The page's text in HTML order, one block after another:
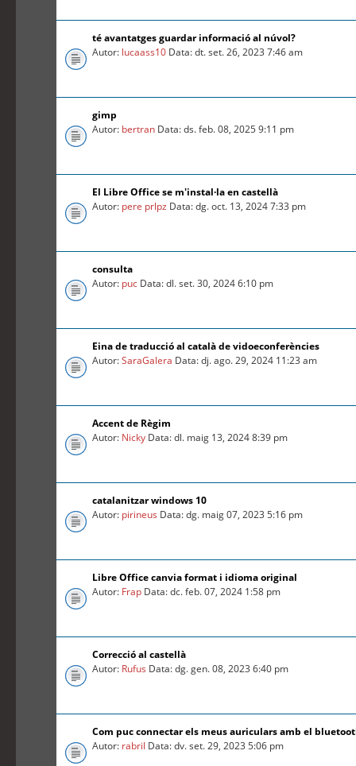
té avantatges guardar informació al núvol?
Autor: lucaass10 Data: dt. set. 26, 2023 7:46 am
gimp
Autor: bertran Data: ds. feb. 08, 2025 9:11 pm
El Libre Office se m'instal·la en castellà
Autor: pere prlpz Data: dg. oct. 13, 2024 7:33 pm
consulta
Autor: puc Data: dl. set. 30, 2024 6:10 pm
Eina de traducció al català de vidoeconferències
Autor:SaraGalera Data: dj. ago. 29, 2024 11:23 am
Accent de Règim
Autor: Nicky Data: dl. maig 13, 2024 8:39 pm
catalanitzar windows 10
Autor: pirineus Data: dg. maig 07, 2023 5:16 pm
Libre Office canvia format i idioma original
Autor: Frap Data: dc. feb. 07, 2024 1:58 pm
Correcció al castellà
Autor: Rufus Data: dg. gen. 08, 2023 6:40 pm
Com puc connectar els meus auriculars amb el
Autor: rabril Data: dv. set. 29, 2023 5:06 pm